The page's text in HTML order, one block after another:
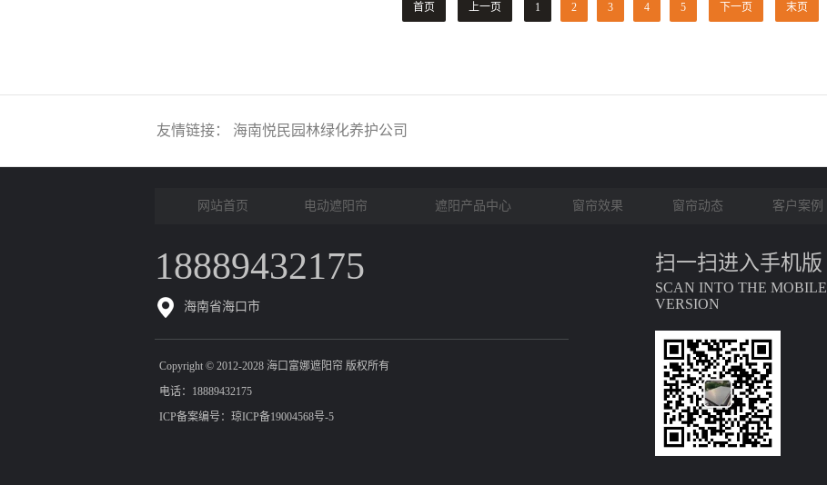
首页 上一页 1 2 3 4 5 下一页 末页
友情链接： 海南悦民园林绿化养护公司
网站首页 电动遮阳帘 遮阳产品中心 窗帘效果 窗帘动态 客户案例
18889432175
海南省海口市
Copyright © 2012-2028 海口富娜遮阳帘 版权所有
电话：18889432175
ICP备案编号： 琼ICP备19004568号-5
扫一扫进入手机版
SCAN INTO THE MOBILE
VERSION